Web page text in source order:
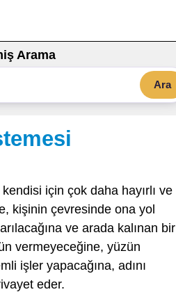
Arama
Ara
için çok daha hayırlı ve
kişinin çevresinde ona yol
ve arada kalınan bir
vermeyeceğine, yüzün
işler yapacağına, adını
eder.